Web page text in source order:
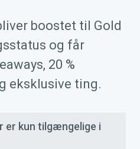
boostet til Gold
og får
20 %
eksklusive ting.
er kun tilgængelige i